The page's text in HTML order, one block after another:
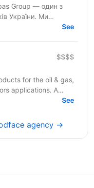
Group — один з
України. Ми
у своїй команді,See
$$$$
for the oil & gas,
applications. A
See
agency →